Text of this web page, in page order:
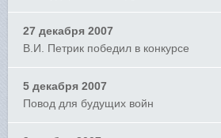
27 декабря 2007
В.И. Петрик победил в конкурсе
5 декабря 2007
Повод для будущих войн